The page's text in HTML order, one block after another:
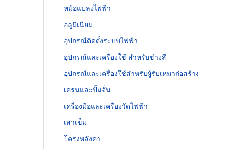
หม้อแปลงไฟฟ้า
อลูมิเนียม
อุปกรณ์ติดตั้งระบบไฟฟ้า
อุปกรณ์และเครื่องใช้ สำหรับช่างสี
อุปกรณ์และเครื่องใช้สำหรับผู้รับเหมาก่อสร้าง
เครนและปั้นจั่น
เครื่องมือและเครื่องวัดไฟฟ้า
เสาเข็ม
โครงหลังคา